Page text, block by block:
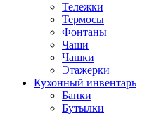
Тележки
Термосы
Фонтаны
Чаши
Чашки
Этажерки
Кухонный инвентарь
Банки
Бутылки